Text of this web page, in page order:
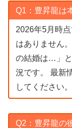
Q1：豊昇龍は
2026年5月時
はありません
の結婚は…」
況です。 最新
してください。
Q2：豊昇龍の